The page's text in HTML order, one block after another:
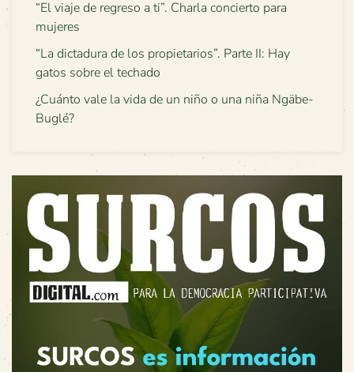
“El viaje de regreso a ti”. Charla concierto para
mujeres
“La dictadura de los propietarios”. Parte II: Hay
gatos sobre el techado
¿Cuánto vale la vida de un niño o una niña Ngäbe-
Buglé?